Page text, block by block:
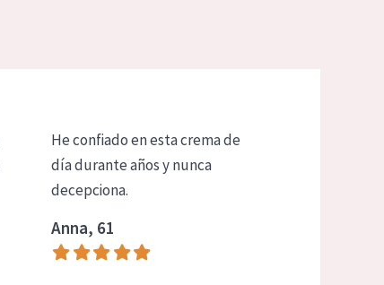
He confiado en esta crema de
día durante años y nunca
decepciona.
Anna, 61